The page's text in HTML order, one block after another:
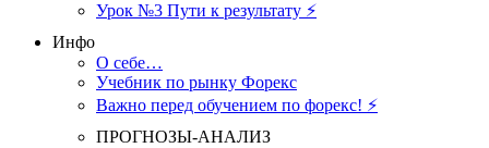
Урок №3 Пути к результату ⚡️
Инфо
О себе…
Учебник по рынку Форекс
Важно перед обучением по форекс! ⚡
ПРОГНОЗЫ-АНАЛИЗ